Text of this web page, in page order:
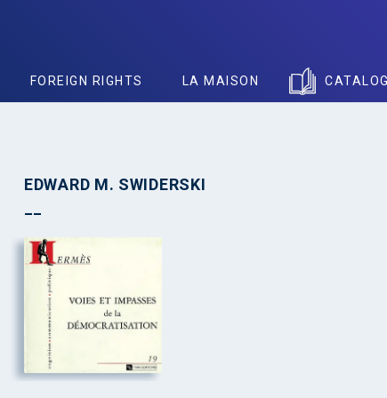
FOREIGN RIGHTS LA MAISON
EDWARD M. SWIDERSKI